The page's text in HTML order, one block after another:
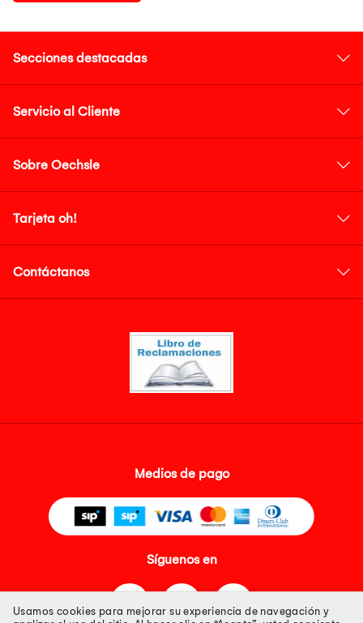
Secciones destacadas
Servicio al Cliente
Sobre Oechsle
Tarjeta oh!
Contáctanos
Medios de pago
Síguenos en
Usamos cookies para mejorar su experiencia de navegación y